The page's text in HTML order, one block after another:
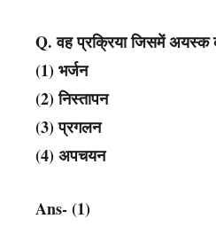
Q. वह प्रक्रिया जिसमें अयस्क
(1) भर्जन
(2) निस्तापन
(3) प्रगलन
(4) अपचयन
Ans- (1)